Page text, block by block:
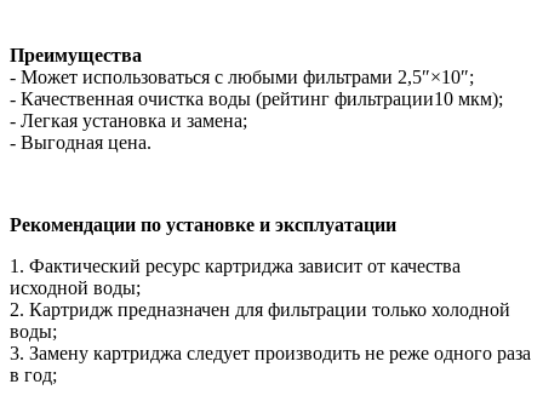
Преимущества
- Может использоваться с любыми фильтрами 2,5″×10″;
- Качественная очистка воды (рейтинг фильтрации10 мкм);
- Легкая установка и замена;
- Выгодная цена.
Рекомендации по установке и эксплуатации
1. Фактический ресурс картриджа зависит от качества
исходной воды;
2. Картридж предназначен для фильтрации только холодной
воды;
3. Замену картриджа следует производить не реже одного раза
в год;